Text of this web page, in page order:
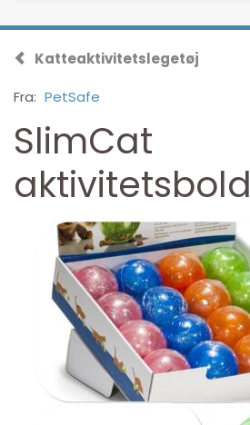
Katteaktivitetslegetøj
Fra: PetSafe
SlimCat
aktivitetsbold